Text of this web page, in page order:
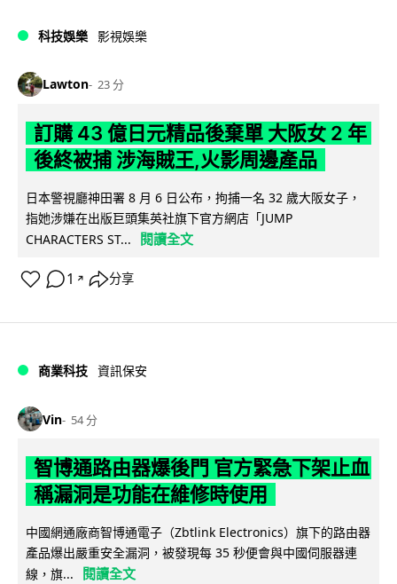
科技娛樂 影視娛樂
Lawton 23 分
訂購 43 億日元精品後棄單 大阪女 2 年
後終被捕 涉海賊王,火影周邊產品
日本警視廳神田署 8 月 6 日公布，拘捕一名 32 歲大阪女子，
指她涉嫌在出版巨頭集英社旗下官方網店「JUMP
CHARACTERS ST...
閱讀全文
1 ↗ 分享
商業科技 資訊保安
Vin 54 分
智博通路由器爆後門 官方緊急下架止血
稱漏洞是功能在維修時使用
中國網通廠商智博通電子（Zbtlink Electronics）旗下的路由器
產品爆出嚴重安全漏洞，被發現每 35 秒便會與中國伺服器連
線，旗...
閱讀全文